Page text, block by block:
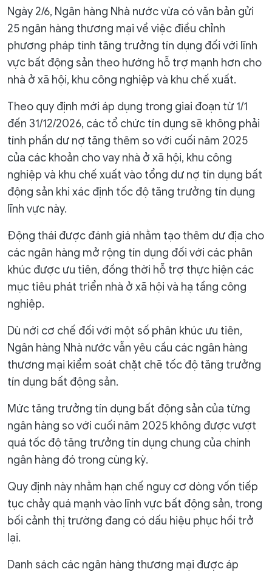
Ngày 2/6, Ngân hàng Nhà nước vừa có văn bản gửi
25 ngân hàng thương mại về việc điều chỉnh
phương pháp tính tăng trưởng tín dụng đối với lĩnh
vực bất động sản theo hướng hỗ trợ mạnh hơn cho
nhà ở xã hội, khu công nghiệp và khu chế xuất.
Theo quy định mới áp dụng trong giai đoạn từ 1/1
đến 31/12/2026, các tổ chức tín dụng sẽ không phải
tính phần dư nợ tăng thêm so với cuối năm 2025
của các khoản cho vay nhà ở xã hội, khu công
nghiệp và khu chế xuất vào tổng dư nợ tín dụng bất
động sản khi xác định tốc độ tăng trưởng tín dụng
lĩnh vực này.
Động thái được đánh giá nhằm tạo thêm dư địa cho
các ngân hàng mở rộng tín dụng đối với các phân
khúc được ưu tiên, đồng thời hỗ trợ thực hiện các
mục tiêu phát triển nhà ở xã hội và hạ tầng công
nghiệp.
Dù nới cơ chế đối với một số phân khúc ưu tiên,
Ngân hàng Nhà nước vẫn yêu cầu các ngân hàng
thương mại kiểm soát chặt chẽ tốc độ tăng trưởng
tín dụng bất động sản.
Mức tăng trưởng tín dụng bất động sản của từng
ngân hàng so với cuối năm 2025 không được vượt
quá tốc độ tăng trưởng tín dụng chung của chính
ngân hàng đó trong cùng kỳ.
Quy định này nhằm hạn chế nguy cơ dòng vốn tiếp
tục chảy quá mạnh vào lĩnh vực bất động sản, trong
bối cảnh thị trường đang có dấu hiệu phục hồi trở
lại.
Danh sách các ngân hàng thương mại được áp